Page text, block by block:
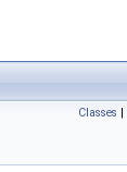
Classes |